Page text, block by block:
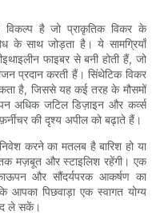
है जो प्राकृतिक विकर के
के साथ जोड़ता है। ये सामग्रियाँ
फाइबर से बनी होती हैं, जो
प्रदान करती हैं। सिंथेटिक विकर
है, जिससे यह कई तरह के मौसमों
अधिक जटिल डिज़ाइन और कर्व्स
की दृश्य अपील को बढ़ाते हैं।
करने का मतलब है बारिश हो या
मज़बूत और स्टाइलिश रहेंगी। एक
और सौंदर्यपरक आकर्षण का
पिछवाड़ा एक स्वागत योग्य
ले सकें।